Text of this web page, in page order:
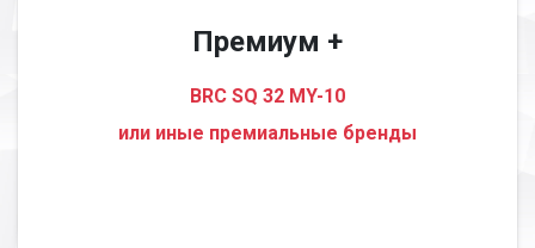
Премиум +
BRC SQ 32 MY-10
или иные премиальные бренды